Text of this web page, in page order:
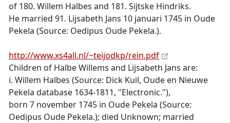
of 180. Willem Halbes and 181. Sijtske Hindriks.
He married 91. Lijsabeth Jans 10 januari 1745 in Oude
Pekela (Source: Oedipus Oude Pekela.).
http://www.xs4all.nl/~teijodkp/rein.pdf
Children of Halbe Willems and Lijsabeth Jans are:
i. Willem Halbes (Source: Dick Kuil, Oude en Nieuwe
Pekela database 1634-1811, "Electronic."),
born 7 november 1745 in Oude Pekela (Source:
Oedipus Oude Pekela.); died Unknown; married